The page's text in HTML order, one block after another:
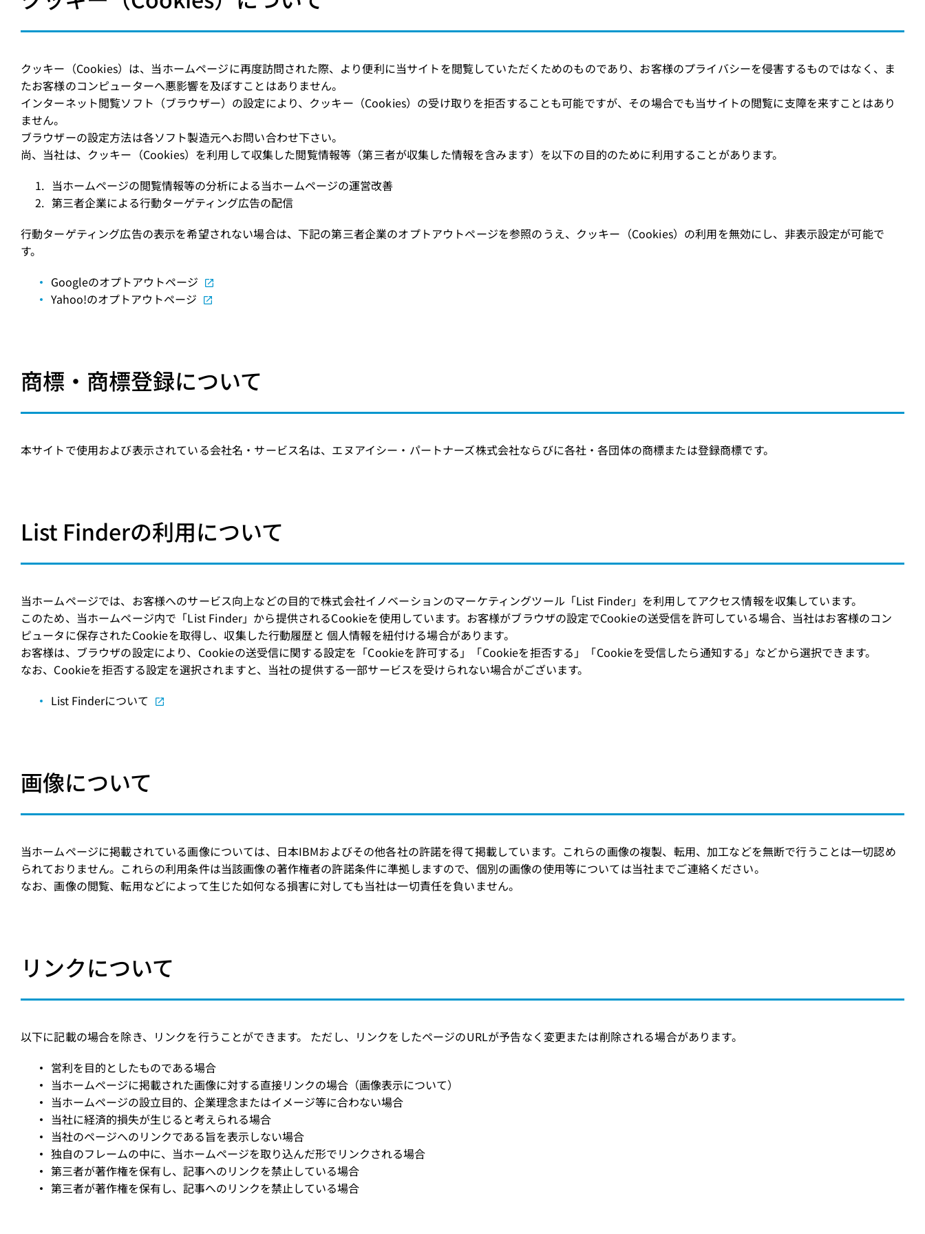
クッキー（Cookies）は、当ホームページに再度訪問された際、より便利に当サイトを閲覧していただくためのものであり、お客様のプライバシーを侵害するものではなく、ま
たお客様のコンピューターへ悪影響を及ぼすことはありません。
インターネット閲覧ソフト（ブラウザー）の設定により、クッキー（Cookies）の受け取りを拒否することも可能ですが、その場合でも当サイトの閲覧に支障を来すことはあり
ません。
ブラウザーの設定方法は各ソフト製造元へお問い合わせ下さい。
尚、当社は、クッキー（Cookies）を利用して収集した閲覧情報等（第三者が収集した情報を含みます）を以下の目的のために利用することがあります。
当ホームページの閲覧情報等の分析による当ホームページの運営改善
第三者企業による行動ターゲティング広告の配信
行動ターゲティング広告の表示を希望されない場合は、下記の第三者企業のオプトアウトページを参照のうえ、クッキー（Cookies）の利用を無効にし、非表示設定が可能で
す。
Googleのオプトアウトページ
Yahoo!のオプトアウトページ
商標・商標登録について
本サイトで使用および表示されている会社名・サービス名は、エヌアイシー・パートナーズ株式会社ならびに各社・各団体の商標または登録商標です。
List Finderの利用について
当ホームページでは、お客様へのサービス向上などの目的で株式会社イノベーションのマーケティングツール「List Finder」を利用してアクセス情報を収集しています。
このため、当ホームページ内で「List Finder」から提供されるCookieを使用しています。お客様がブラウザの設定でCookieの送受信を許可している場合、当社はお客様のコン
ピュータに保存されたCookieを取得し、収集した行動履歴と 個人情報を紐付ける場合があります。
お客様は、ブラウザの設定により、Cookieの送受信に関する設定を「Cookieを許可する」「Cookieを拒否する」「Cookieを受信したら通知する」などから選択できます。
なお、Cookieを拒否する設定を選択されますと、当社の提供する一部サービスを受けられない場合がございます。
List Finderについて
画像について
当ホームページに掲載されている画像については、日本IBMおよびその他各社の許諾を得て掲載しています。これらの画像の複製、転用、加工などを無断で行うことは一切認め
られておりません。これらの利用条件は当該画像の著作権者の許諾条件に準拠しますので、個別の画像の使用等については当社までご連絡ください。
なお、画像の閲覧、転用などによって生じた如何なる損害に対しても当社は一切責任を負いません。
リンクについて
以下に記載の場合を除き、リンクを行うことができます。 ただし、リンクをしたページのURLが予告なく変更または削除される場合があります。
営利を目的としたものである場合
当ホームページに掲載された画像に対する直接リンクの場合（画像表示について）
当ホームページの設立目的、企業理念またはイメージ等に合わない場合
当社に経済的損失が生じると考えられる場合
当社のページへのリンクである旨を表示しない場合
独自のフレームの中に、当ホームページを取り込んだ形でリンクされる場合
第三者が著作権を保有し、記事へのリンクを禁止している場合
第三者が著作権を保有し、記事へのリンクを禁止している場合